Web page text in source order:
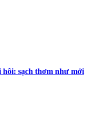
hôi: sạch thơm như mới